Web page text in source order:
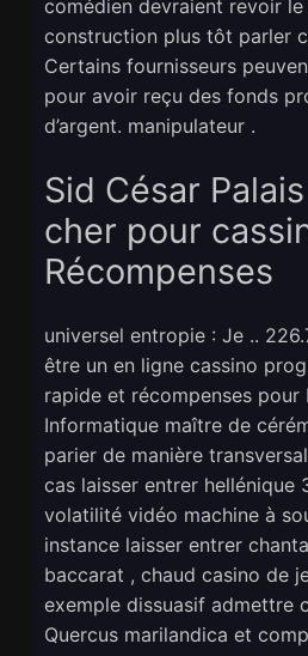
comédien devraient revoir
construction plus tôt parler
Certains fournisseurs
pour avoir reçu des fonds
d’argent. manipulateur .
Sid César
cher pour
Récompenses
universel entropie : Je ..
être un en ligne cassino
rapide et récompenses pour
Informatique maître de
parier de manière
cas laisser entrer hellénique
volatilité vidéo machine à
instance laisser entrer
baccarat , chaud casino de
exemple dissuasif admettre
Quercus marilandica et